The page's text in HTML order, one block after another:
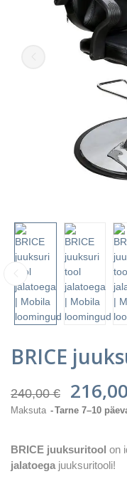
BRICE
240,00 €
Maksuta Tarne 7–10
BRICE juuksuritool on
jalatoega juuksuritooli!